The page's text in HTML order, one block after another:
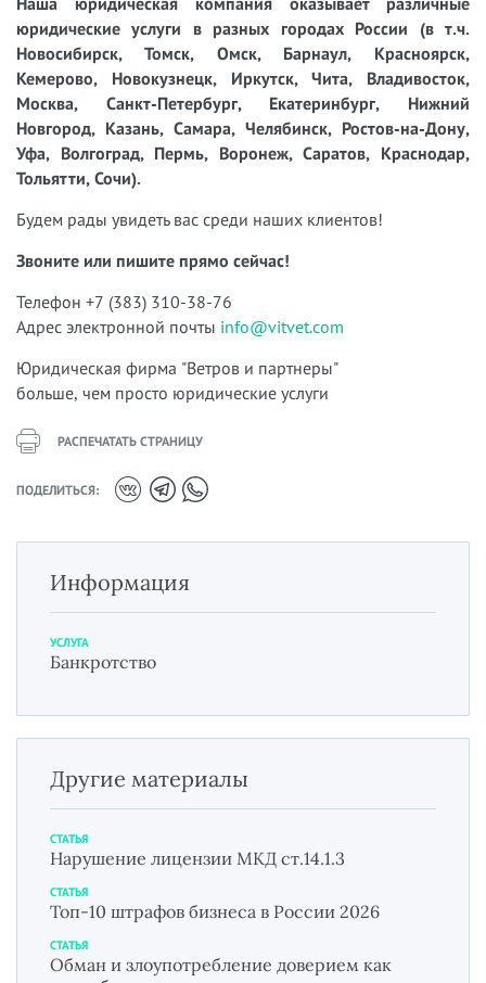
юридические услуги в разных городах России (в т.ч.
Новосибирск, Томск, Омск, Барнаул, Красноярск,
Кемерово, Новокузнецк, Иркутск, Чита, Владивосток,
Москва, Санкт-Петербург, Екатеринбург, Нижний
Новгород, Казань, Самара, Челябинск, Ростов-на-Дону,
Уфа, Волгоград, Пермь, Воронеж, Саратов, Краснодар,
Тольятти, Сочи).
Будем рады увидеть вас среди наших клиентов!
Звоните или пишите прямо сейчас!
Телефон +7 (383) 310-38-76
Адрес электронной почты info@vitvet.com
Юридическая фирма "Ветров и партнеры"
больше, чем просто юридические услуги
РАСПЕЧАТАТЬ СТРАНИЦУ
ПОДЕЛИТЬСЯ:
Информация
УСЛУГА
Банкротство
Другие материалы
СТАТЬЯ
Нарушение лицензии МКД ст.14.1.3
СТАТЬЯ
Топ-10 штрафов бизнеса в России 2026
СТАТЬЯ
Обман и злоупотребление доверием как